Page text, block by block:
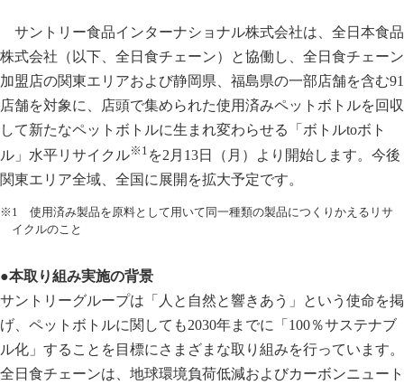
サントリー食品インターナショナル株式会社は、全日本食品
株式会社（以下、全日食チェーン）と協働し、全日食チェーン
加盟店の関東エリアおよび静岡県、福島県の一部店舗を含む91
店舗を対象に、店頭で集められた使用済みペットボトルを回収
して新たなペットボトルに生まれ変わらせる「ボトルtoボト
ル」水平リサイクル※1 を2月13日（月）より開始します。今後
関東エリア全域、全国に展開を拡大予定です。
※1 使用済み製品を原料として用いて同一種類の製品につくりかえるリサ
イクルのこと
●本取り組み実施の背景
サントリーグループは「人と自然と響きあう」という使命を掲
げ、ペットボトルに関しても2030年までに「100％サステナブ
ル化」することを目標にさまざまな取り組みを行っています。
全日食チェーンは、地球環境負荷低減およびカーボンニュート